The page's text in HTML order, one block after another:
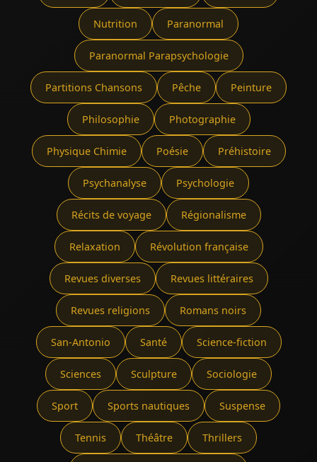
Nutrition Paranormal
Paranormal Parapsychologie
Partitions Chansons Pêche Peinture
Philosophie Photographie
Physique Chimie Poésie Préhistoire
Psychanalyse Psychologie
Récits de voyage Régionalisme
Relaxation Révolution française
Revues diverses Revues littéraires
Revues religions Romans noirs
San-Antonio Santé Science-fiction
Sciences Sculpture Sociologie
Sport Sports nautiques Suspense
Tennis Théâtre Thrillers